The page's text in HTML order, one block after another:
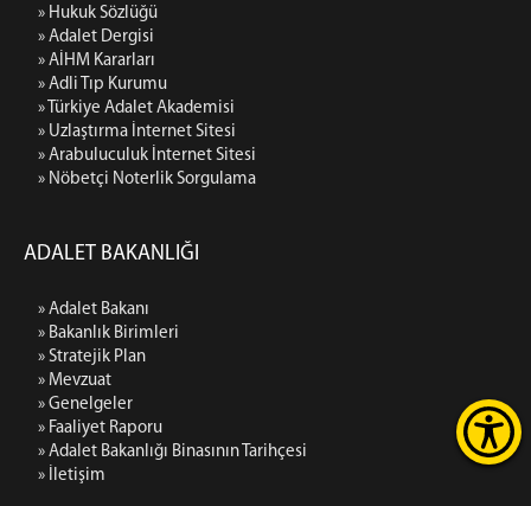
BÖLGE İDARE MAHKEMELERİ KARARLARI ARASINDAKİ
AYKIRILIĞIN GİDERİLMESİ HAKKINDA DANIŞTAY
KARARLARI
İDDK
VDDK
BÖLGE İDARE MAHKEMELERİ KARARLARI ARASINDAKİ
AYKIRILIĞIN GİDERİLMESİ HAKKINDA KARAR
BİM İÇTİHAT PAYLAŞIMI VE DEĞERLENDİRME
TOPLANTILARI
BAŞKANLAR KURULU KARARLARI
İÇTİHADI BİRLEŞTİRME TALEBİ
BAŞKANLIK TALEBİ
DAVA DAİRESİ TALEBİ
BAŞKANLAR KURULU RESEN
TARAFLARIN TALEBİ
» Hukuk Sözlüğü
» Adalet Dergisi
» AİHM Kararları
» Adli Tıp Kurumu
» Türkiye Adalet Akademisi
» Uzlaştırma İnternet Sitesi
» Arabuluculuk İnternet Sitesi
» Nöbetçi Noterlik Sorgulama
ADALET BAKANLIĞI
» Adalet Bakanı
» Bakanlık Birimleri
» Stratejik Plan
» Mevzuat
» Genelgeler
» Faaliyet Raporu
» Adalet Bakanlığı Binasının Tarihçesi
» İletişim